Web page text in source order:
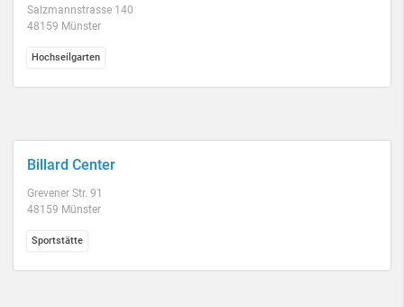
Salzmannstrasse 140
48159 Münster
Hochseilgarten
Billard Center
Grevener Str. 91
48159 Münster
Sportstätte